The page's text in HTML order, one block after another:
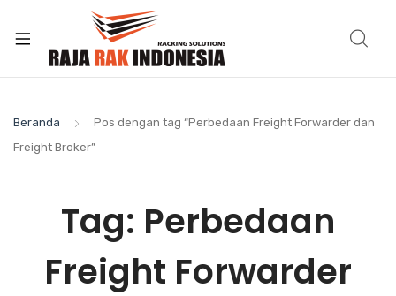
Beranda
Pos dengan tag “Perbedaan Freight Forwarder dan
Freight Broker”
Tag: Perbedaan
Freight Forwarder